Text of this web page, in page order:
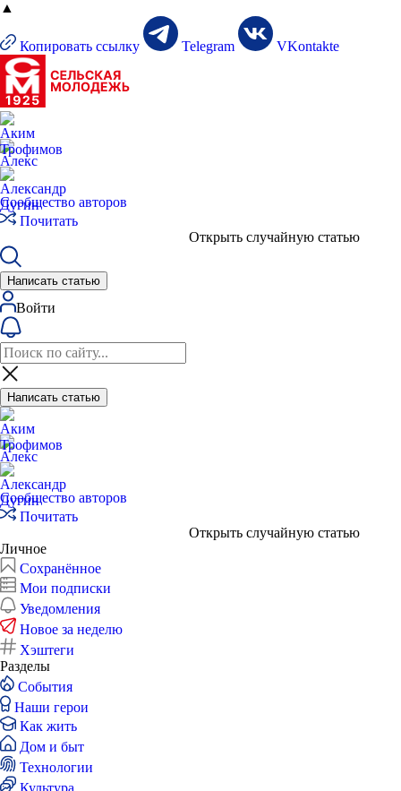
▲
Копировать ссылку Telegram VKontakte
Сообщество авторов
Почитать
Открыть случайную статью
Написать статью
Войти
Написать статью
Сообщество авторов
Почитать
Открыть случайную статью
Личное
Сохранённое
Мои подписки
Уведомления
Новое за неделю
Хэштеги
Разделы
События
Наши герои
Как жить
Дом и быт
Технологии
Культура